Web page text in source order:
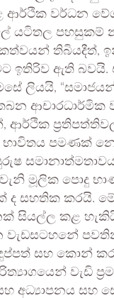
ආර්ථික වර්ධන
යටිතල පහසුකම්
තිබියදීත්,
ඉතිරිව ඇති බවයි.
ලියයි,
ආචාරධාර්මික
ආර්ථික
භාවිතය පමණක්
මූලික පොදු
ද සහතික කරයි.
සියල්ල කළ
වැඩසටහනේ
සහ කොන්
වැඩි
අධ්‍යාපනය සහ